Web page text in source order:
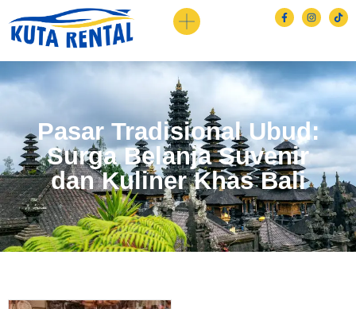
Pasar Tradisional Ubud:
Surga Belanja Suvenir
dan Kuliner Khas Bali